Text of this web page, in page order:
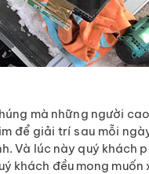
mà những người
để giải trí sau mỗi
Và lúc này quý
khách đều mong muốn